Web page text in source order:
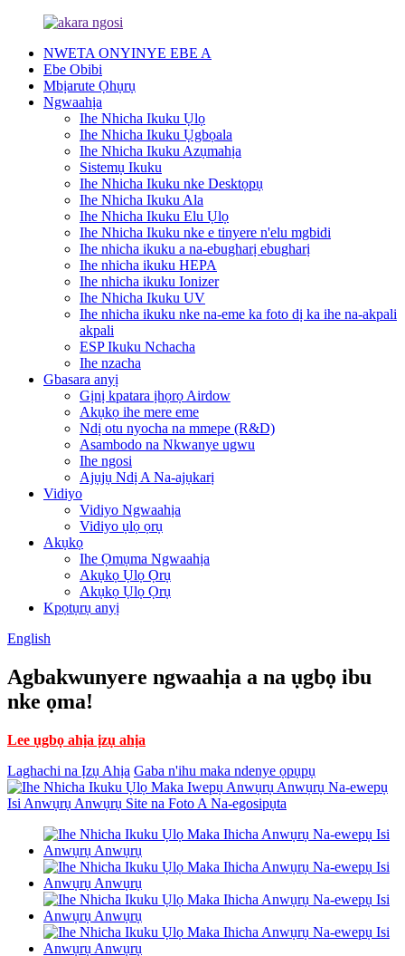
NWETA ONYINYE EBE A
Ebe Obibi
Mbịarute Ọhụrụ
Ngwaahịa
Ihe Nhicha Ikuku Ụlọ
Ihe Nhicha Ikuku Ụgbọala
Ihe Nhicha Ikuku Azụmahịa
Sistemụ Ikuku
Ihe Nhicha Ikuku nke Desktọpụ
Ihe Nhicha Ikuku Ala
Ihe Nhicha Ikuku Elu Ụlọ
Ihe Nhicha Ikuku nke e tinyere n'elu mgbidi
Ihe nhicha ikuku a na-ebugharị ebugharị
Ihe nhicha ikuku HEPA
Ihe nhicha ikuku Ionizer
Ihe Nhicha Ikuku UV
Ihe nhicha ikuku nke na-eme ka foto dị ka ihe na-akpali
akpali
ESP Ikuku Nchacha
Ihe nzacha
Gbasara anyị
Gịnị kpatara ịhọrọ Airdow
Akụkọ ihe mere eme
Ndị otu nyocha na mmepe (R&D)
Asambodo na Nkwanye ugwu
Ihe ngosi
Ajụjụ Ndị A Na-ajụkarị
Vidiyo
Vidiyo Ngwaahịa
Vidiyo ụlọ ọrụ
Akụkọ
Ihe Ọmụma Ngwaahịa
Akụkọ Ụlọ Ọrụ
Akụkọ Ụlọ Ọrụ
Kpọtụrụ anyị
English
Agbakwunyere ngwaahịa a na ụgbọ ibu
nke ọma!
Lee ụgbọ ahịa ịzụ ahịa
Laghachi na Ịzụ Ahịa Gaba n'ihu maka ndenye ọpụpụ